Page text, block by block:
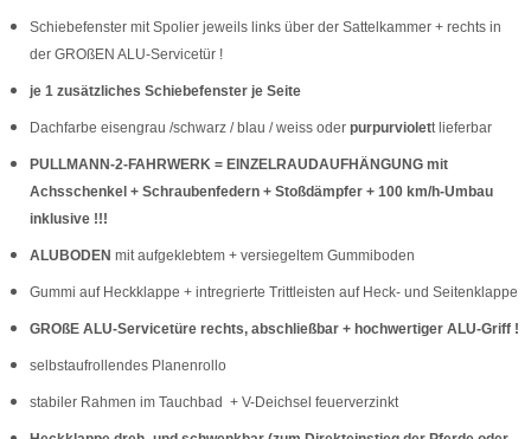
Schiebefenster mit Spolier jeweils links über der Sattelkammer + rechts in
der GROßEN ALU-Servicetür !
je 1 zusätzliches Schiebefenster je Seite
Dachfarbe eisengrau /schwarz / blau / weiss oder purpurviolett lieferbar
PULLMANN-2-FAHRWERK = EINZELRAUDAUFHÄNGUNG mit
Achsschenkel + Schraubenfedern + Stoßdämpfer + 100 km/h-Umbau
inklusive !!!
ALUBODEN mit aufgeklebtem + versiegeltem Gummiboden
Gummi auf Heckklappe + intregrierte Trittleisten auf Heck- und Seitenklappe
GROßE ALU-Servicetüre rechts, abschließbar + hochwertiger ALU-Griff !
selbstaufrollendes Planenrollo
stabiler Rahmen im Tauchbad + V-Deichsel feuerverzinkt